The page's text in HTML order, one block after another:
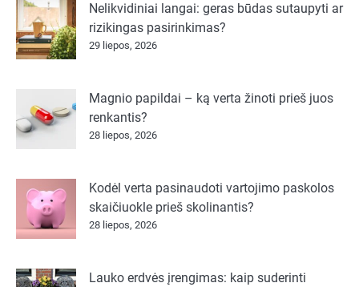
Nelikvidiniai langai: geras būdas sutaupyti ar
rizikingas pasirinkimas?
29 liepos, 2026
Magnio papildai – ką verta žinoti prieš juos
renkantis?
28 liepos, 2026
Kodėl verta pasinaudoti vartojimo paskolos
skaičiuokle prieš skolinantis?
28 liepos, 2026
Lauko erdvės įrengimas: kaip suderinti